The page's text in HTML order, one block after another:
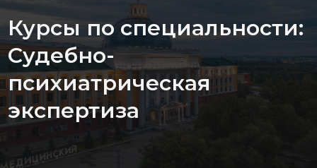
Курсы по специальности:
Судебно-
психиатрическая
экспертиза